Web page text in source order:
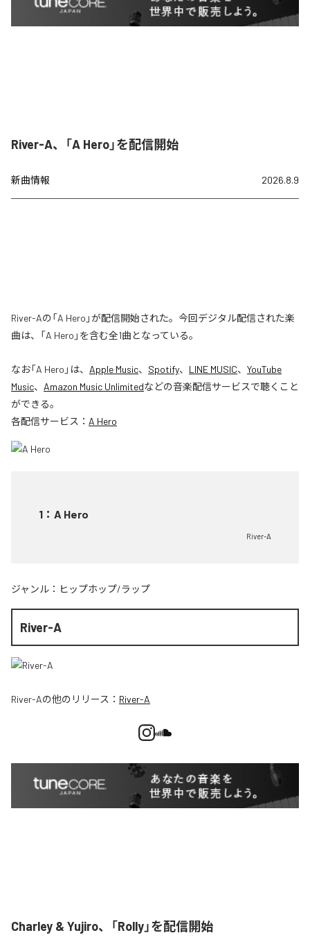
River-A、「A Hero」を配信開始
新曲情報 2026.8.9
River-Aの「A Hero」が配信開始された。今回デジタル配信された楽
曲は、「A Hero」を含む全1曲となっている。
なお「A Hero 」は、 Apple Music、 Spotify、 LINE MUSIC、 YouTube
Music、 Amazon Music Unlimitedなどの音楽配信サービスで聴くこと
ができる。
各配信サービス： A Hero
1 ： A Hero
River-A
ジャンル： ヒップホップ/ラップ
River-A
River-Aの他のリリース： River-A
Charley & Yujiro、「Rolly」を配信開始